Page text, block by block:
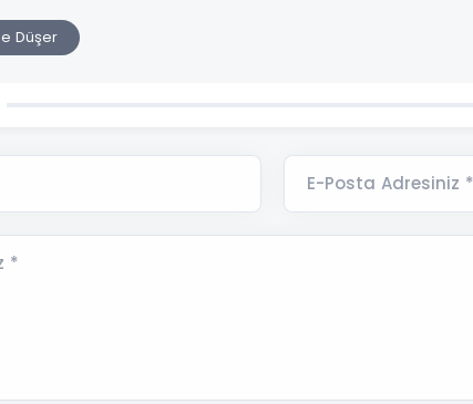
Düşer
E-Posta Adresiniz *
*